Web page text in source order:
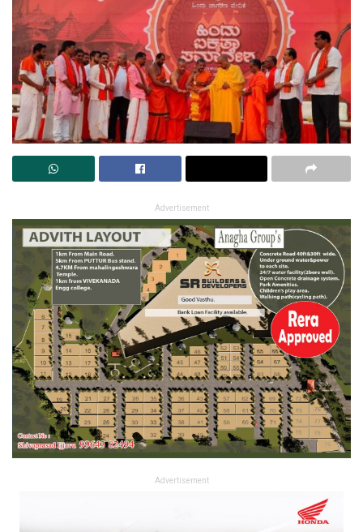
Advertisement
Advertisement